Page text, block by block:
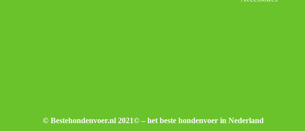
© Bestehondenvoer.nl 2021© – het beste hondenvoer in Nederland